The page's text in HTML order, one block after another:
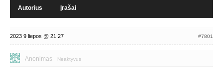
Autorius Įrašai
2023 9 liepos @ 21:27 #7801
Anonimas Neaktyvus